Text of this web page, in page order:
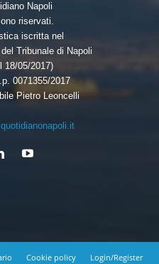
Napoli
riservati.
iscritta nel
Tribunale di Napoli
18/05/2017)
0071355/2017
Pietro Leoncelli
Cookie policy
Login/Register